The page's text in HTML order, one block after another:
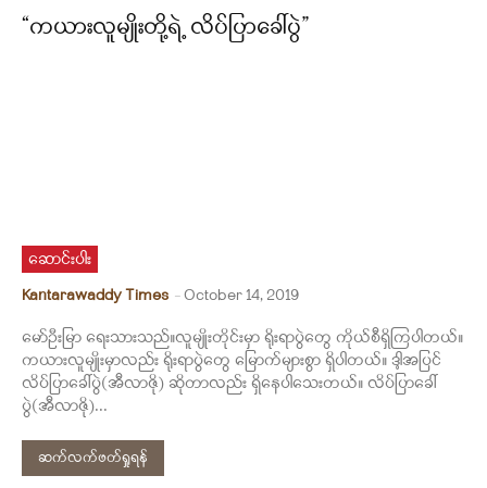
“ကယားလူမျိုးတို့ရဲ့ လိပ်ပြာခေါ်ပွဲ”
ဆောင်းပါး
Kantarawaddy Times -October 14, 2019
မော်ဦးမြာ ရေးသားသည်။လူမျိုးတိုင်းမှာ ရိုးရာပွဲတွေ ကိုယ်စီရှိကြပါတယ်။
ကယားလူမျိုးမှာလည်း ရိုးရာပွဲတွေ မြောက်များစွာ ရှိပါတယ်။ ဒါ့အပြင်
လိပ်ပြာခေါ်ပွဲ(အီလာဇို) ဆိုတာလည်း ရှိနေပါသေးတယ်။ လိပ်ပြာခေါ်
ပွဲ(အီလာဇို)...
ဆက်လက်ဖတ်ရှုရန်